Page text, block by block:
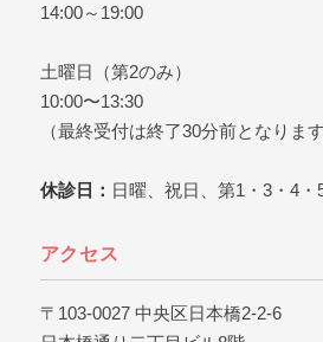
14:00～19:00
土曜日（第2のみ）
10:00〜13:30
（最終受付は終了30分前となります
休診日： 日曜、祝日、第1・3・4・
アクセス
〒103-0027 中央区日本橋2-2-6